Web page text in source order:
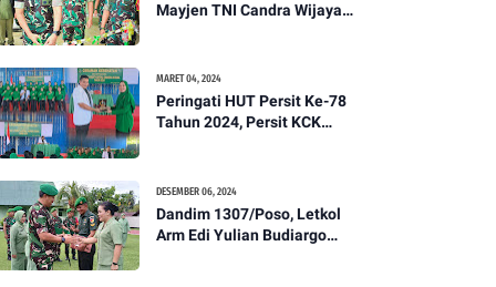
Mayjen TNI Candra Wijaya
MARET 04, 2024
Peringati HUT Persit Ke-78
Tahun 2024, Persit KCK
Kesehatan Tentang
Pencegahan DBD
DESEMBER 06, 2024
Dandim 1307/Poso, Letkol
Arm Edi Yulian Budiargo